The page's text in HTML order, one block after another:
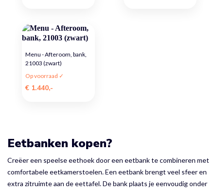
Menu - Afteroom, bank,
21003 (zwart)
Op voorraad ✓
€ 1.440,-
Eetbanken kopen?
Creëer een speelse eethoek door een eetbank te combineren met
comfortabele eetkamerstoelen. Een eetbank brengt veel sfeer en
extra zitruimte aan de eettafel. De bank plaats je eenvoudig onder